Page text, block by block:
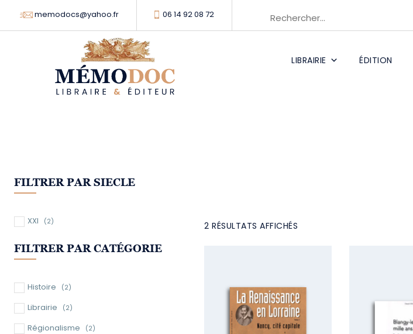
memodocs@yahoo.fr 06 14 92 08 72
LIBRAIRIE ÉDITION
2 RÉSULTATS AFFICHÉS
FILTRER PAR SIECLE
XXI (2)
FILTRER PAR CATÉGORIE
Histoire (2)
Librairie (2)
Régionalisme (2)